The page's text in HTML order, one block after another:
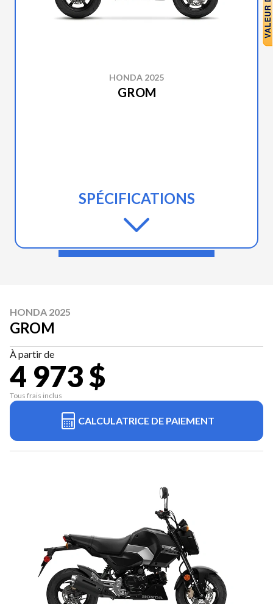
HONDA 2025
GROM
SPÉCIFICATIONS
HONDA 2025
GROM
À partir de
4 973 $
Tous frais inclus
CALCULATRICE DE PAIEMENT